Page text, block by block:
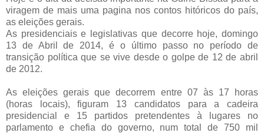
viragem de mais uma pagina nos contos hitóricos do país,
as eleições gerais.
As presidenciais e legislativas que decorre hoje, domingo
13 de Abril de 2014, é o último passo no período de
transição política que se vive desde o golpe de 12 de abril
de 2012.
As eleições gerais que decorrem entre 07 às 17 horas
(horas locais), figuram 13 candidatos para a cadeira
presidencial e 15 partidos pretendentes à lugares no
parlamento e chefia do governo, num total de 750 mil